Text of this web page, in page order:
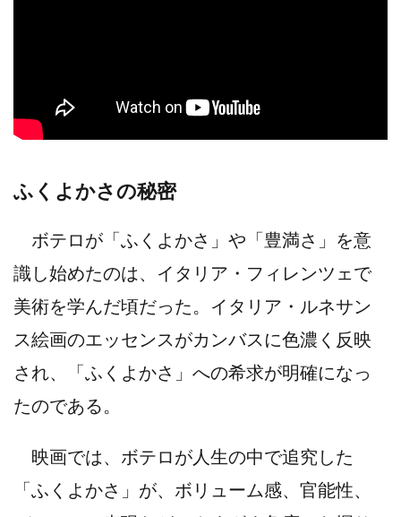
ふくよかさの秘密
ボテロが「ふくよかさ」や「豊満さ」を意
識し始めたのは、イタリア・フィレンツェで
美術を学んだ頃だった。イタリア・ルネサン
ス絵画のエッセンスがカンバスに色濃く反映
され、「ふくよかさ」への希求が明確になっ
たのである。
映画では、ボテロが人生の中で追究した
「ふくよかさ」が、ボリューム感、官能性、